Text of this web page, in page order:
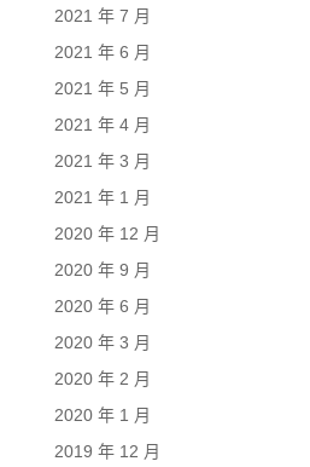
2021 年 7 月
2021 年 6 月
2021 年 5 月
2021 年 4 月
2021 年 3 月
2021 年 1 月
2020 年 12 月
2020 年 9 月
2020 年 6 月
2020 年 3 月
2020 年 2 月
2020 年 1 月
2019 年 12 月